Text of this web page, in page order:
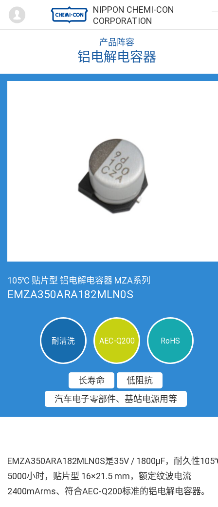
NIPPON CHEMI-CON
CORPORATION
Mypage
产品阵容
铝电解电容器
105℃ 贴片型 铝电解电容器 MZA系列
EMZA350ARA182MLN0S
耐清洗 AEC-Q200 RoHS
长寿命
低阻抗
汽车电子零部件、基站电源用等
EMZA350ARA182MLN0S是35V / 1800µF，耐久性
5000小时，贴片型 16×21.5 mm，额定纹波电流
2400mArms、符合AEC-Q200标准的铝电解电容器。